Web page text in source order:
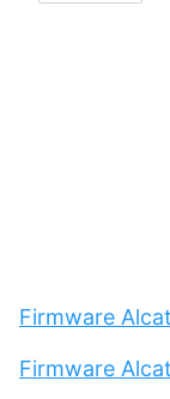
Firmware
Firmware